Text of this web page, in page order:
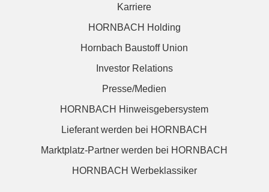
Karriere
HORNBACH Holding
Hornbach Baustoff Union
Investor Relations
Presse/Medien
HORNBACH Hinweisgebersystem
Lieferant werden bei HORNBACH
Marktplatz-Partner werden bei HORNBACH
HORNBACH Werbeklassiker